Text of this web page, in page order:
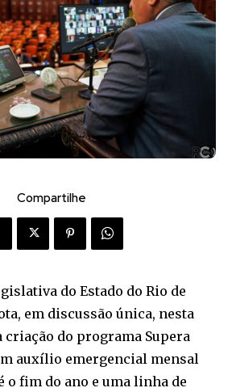
Compartilhe
do Estado do Rio de
em discussão única, nesta
criação do programa Supera
auxílio emergencial mensal
o fim do ano e uma linha de